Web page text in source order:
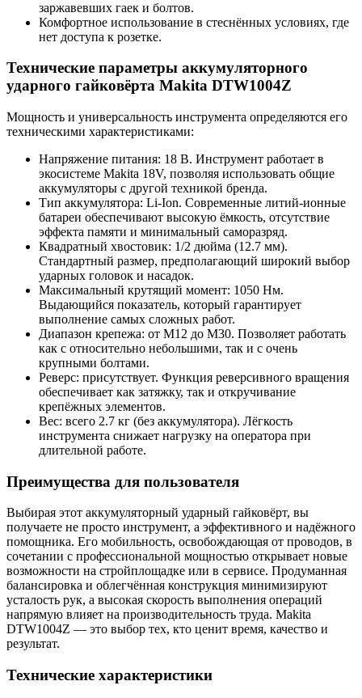
заржавевших гаек и болтов.
Комфортное использование в стеснённых условиях, где
нет доступа к розетке.
Технические параметры аккумуляторного
ударного гайковёрта Makita DTW1004Z
Мощность и универсальность инструмента определяются его
техническими характеристиками:
Напряжение питания: 18 В. Инструмент работает в
экосистеме Makita 18V, позволяя использовать общие
аккумуляторы с другой техникой бренда.
Тип аккумулятора: Li-Ion. Современные литий-ионные
батареи обеспечивают высокую ёмкость, отсутствие
эффекта памяти и минимальный саморазряд.
Квадратный хвостовик: 1/2 дюйма (12.7 мм).
Стандартный размер, предполагающий широкий выбор
ударных головок и насадок.
Максимальный крутящий момент: 1050 Нм.
Выдающийся показатель, который гарантирует
выполнение самых сложных работ.
Диапазон крепежа: от М12 до М30. Позволяет работать
как с относительно небольшими, так и с очень
крупными болтами.
Реверс: присутствует. Функция реверсивного вращения
обеспечивает как затяжку, так и откручивание
крепёжных элементов.
Вес: всего 2.7 кг (без аккумулятора). Лёгкость
инструмента снижает нагрузку на оператора при
длительной работе.
Преимущества для пользователя
Выбирая этот аккумуляторный ударный гайковёрт, вы
получаете не просто инструмент, а эффективного и надёжного
помощника. Его мобильность, освобождающая от проводов, в
сочетании с профессиональной мощностью открывает новые
возможности на стройплощадке или в сервисе. Продуманная
балансировка и облегчённая конструкция минимизируют
усталость рук, а высокая скорость выполнения операций
напрямую влияет на производительность труда. Makita
DTW1004Z — это выбор тех, кто ценит время, качество и
результат.
Технические характеристики